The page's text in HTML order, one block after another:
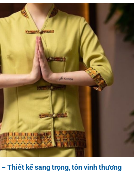
Thiết kế sang trọng, tôn vinh thương